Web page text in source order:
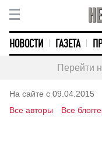
НОВОСТИ ГАЗЕТА
Перейти
На сайте с 09.04.2015
Все авторы
Все